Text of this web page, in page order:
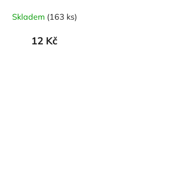
Skladem (163 ks)
12 Kč